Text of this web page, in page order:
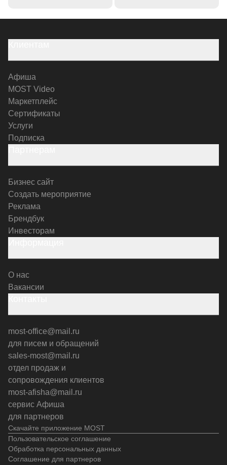
Скачайте приложение MOST
Афиша
MOST Video
Маркетплейс
Сертификаты
Услуги
Подписка
Бизнес сайт
Создать мероприятие
Реклама
Брендбук
Инвесторам
О нас
Вакансии
most-office@mail.ru
для писем и обращений
sales-most@mail.ru
отдел продаж и
сопровождения клиентов
most-afisha@mail.ru
сервис Афиша
для партнеров
Пользовательское соглашение
Обработка персональных данных
Соглашение для партнеров